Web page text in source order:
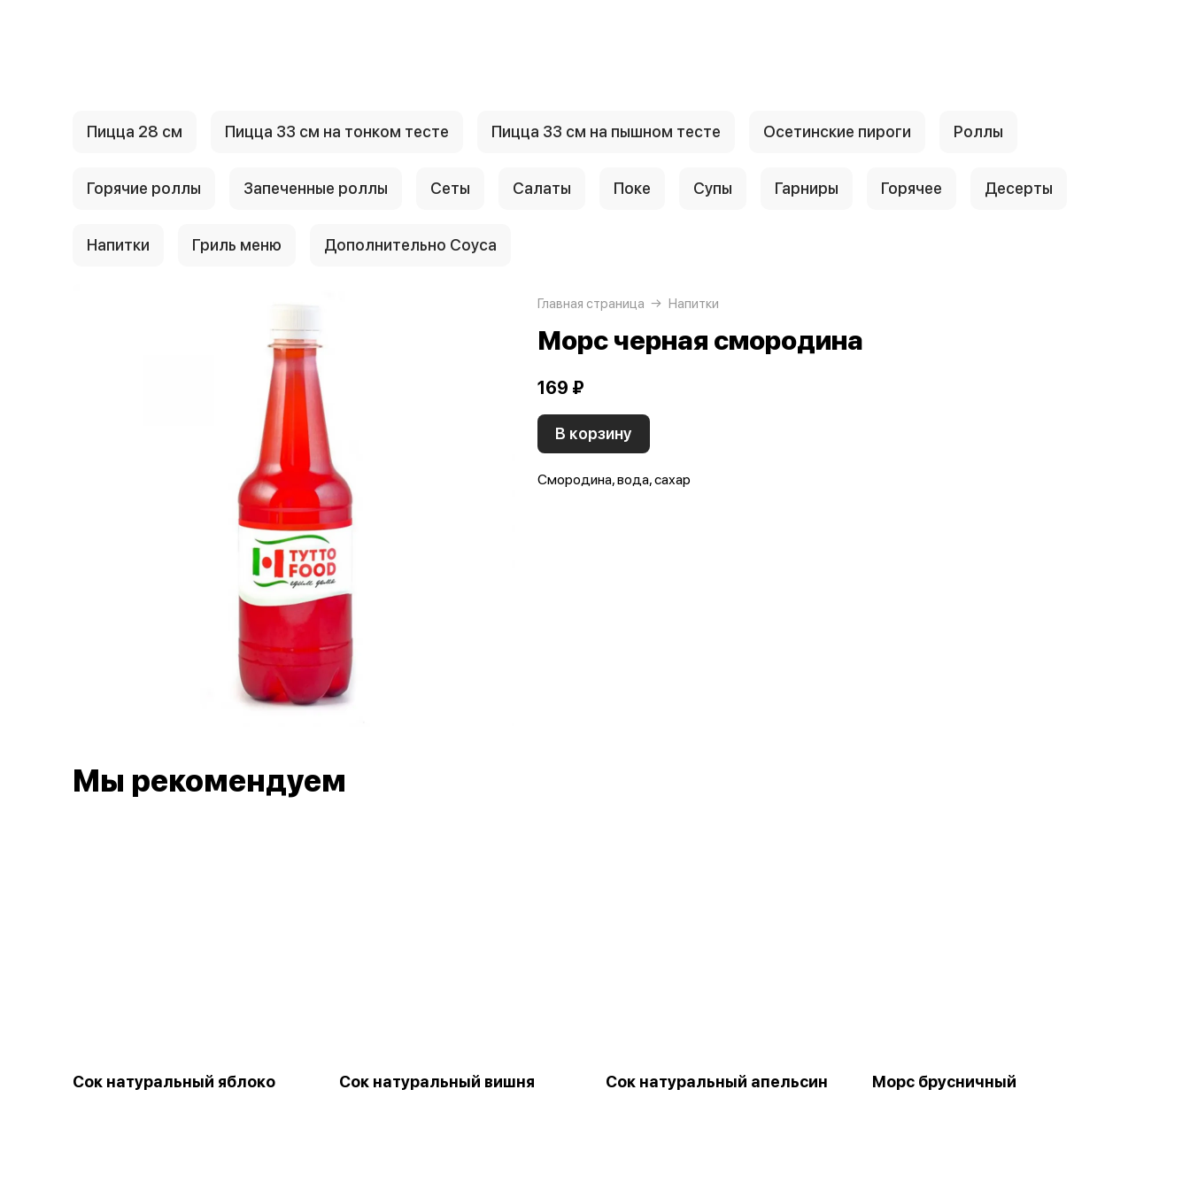
Пицца 28 см Пицца 33 см на тонком тесте Пицца 33 см на пышном тесте Осетинские пироги Роллы
Горячие роллы Запеченные роллы Сеты Салаты Поке Супы Гарниры Горячее Десерты
Напитки Гриль меню Дополнительно Соуса
Главная страница Напитки
Морс черная смородина
169 ₽
В корзину
Смородина, вода, сахар
Мы рекомендуем
Сок натуральный яблоко Сок натуральный вишня Сок натуральный апельсин Морс брусничный